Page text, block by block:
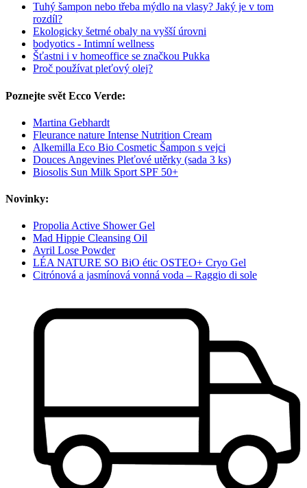
Tuhý šampon nebo třeba mýdlo na vlasy? Jaký je v tom
rozdíl?
Ekologicky šetrné obaly na vyšší úrovni
bodyotics - Intimní wellness
Šťastni i v homeoffice se značkou Pukka
Proč používat pleťový olej?
Poznejte svět Ecco Verde:
Martina Gebhardt
Fleurance nature Intense Nutrition Cream
Alkemilla Eco Bio Cosmetic Šampon s vejci
Douces Angevines Pleťové utěrky (sada 3 ks)
Biosolis Sun Milk Sport SPF 50+
Novinky:
Propolia Active Shower Gel
Mad Hippie Cleansing Oil
Avril Lose Powder
LÉA NATURE SO BiO étic OSTEO+ Cryo Gel
Citrónová a jasmínová vonná voda – Raggio di sole